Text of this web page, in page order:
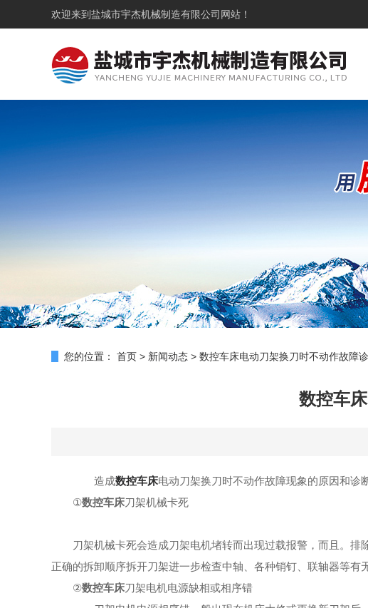
欢迎来到 盐城市宇杰机械制造有限公司 网站！
您的位置： 首页 > 新闻动态 > 数控车床电动刀架换刀时不动作故障
数控车
造成数控车床电动刀架换刀时不动作故障现象的原因和诊
①数控车床刀架机械卡死
刀架机械卡死会造成刀架电机堵转而出现过载报警，而且。排
正确的拆卸顺序拆开刀架进一步检查中轴、各种销钉、联轴器等有
②数控车床刀架电机电源缺相或相序错